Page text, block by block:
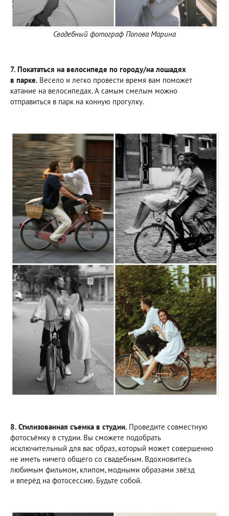
Свадебный фотограф Попова Марина
7. Покататься на велосипеде по городу/на лошадях
в парке. Весело и легко провести время вам поможет
катание на велосипедах. А самым смелым можно
отправиться в парк на конную прогулку.
8. Стилизованная съемка в студии. Проведите совместную
фотосъёмку в студии. Вы сможете подобрать
исключительный для вас образ, который может совершенно
не иметь ничего общего со свадебным. Вдохновитесь
любимым фильмом, клипом, модными образами звёзд
и вперёд на фотосессию. Будьте собой.